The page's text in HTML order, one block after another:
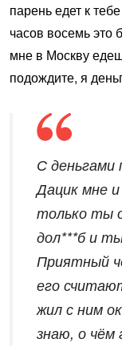
парень едет к
часов восемь это
мне в Москву
подождите, я
С деньгами
Дацик мне
только ты
дол***б и
Приятный
его
жил с ним
знаю, о чём